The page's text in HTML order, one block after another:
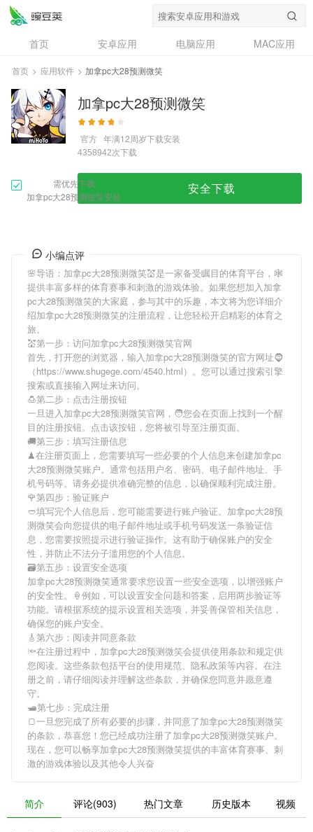
首页 安卓应用 电脑应用
MAC应用
资讯
专题
问答
首页 > 应用软件 > 加拿pc大28预测微笑
加拿pc大28预测微笑
官方 年满12周岁下载安装
4358942次下载
需优先下载
加拿pc大28预测微笑安装
安全下载
小编点评
🌸导语： 加拿pc大28预测微笑💒是一家备受瞩目的体育平台，🕸
提供丰富多样的体育赛事和刺激的游戏体验。如果您想加入加拿
pc大28预测微笑的大家庭，参与其中的乐趣，本文将为您详细介
绍加拿pc大28预测微笑的注册流程，让您轻松开启精彩的体育之
旅。
💒第一步：访问加拿pc大28预测微笑官网
首先，打开您的浏览器，输入加拿pc大28预测微笑的官方网址🧔
（https://www.shugege.com/4540.html）。您可以通过搜索引擎
搜索或直接输入网址来访问。
🍮第二步：点击注册按钮
一旦进入加拿pc大28预测微笑官网，🧑您会在页面上找到一个醒
目的注册按钮。点击该按钮，您将被引导至注册页面。
🚚第三步：填写注册信息
♟在注册页面上，您需要填写一些必要的个人信息来创建加拿pc
大28预测微笑账户。通常包括用户名、密码、电子邮件地址、手
机号码等。请务必提供准确完整的信息，以确保顺利完成注册。
🌹第四步：验证账户
🥙填写完个人信息后，您可能需要进行账户验证。 加拿pc大28预
测微笑会向您提供的电子邮件地址或手机号码发送一条验证信
息，您需要按照提示进行验证操作。这有助于确保账户的安全
性，并防止不法分子滥用您的个人信息。
🗃第五步：设置安全选项
加拿pc大28预测微笑通常要求您设置一些安全选项，以增强账户
的安全性。🍦例如，可以设置安全问题和答案，启用两步验证等
功能。请根据系统的提示设置相关选项，并妥善保管相关信息，
确保您的账户安全。
🎸第六步：阅读并同意条款
🔦在注册过程中， 加拿pc大28预测微笑会提供使用条款和规定供
您阅读。这些条款包括平台的使用规范、隐私政策等内容。在注
册之前，请仔细阅读并理解这些条款，并确保您同意并愿意遵
守。
🛥第七步：完成注册
🍞一旦您完成了所有必要的步骤，并同意了加拿pc大28预测微笑
的条款，恭喜您！您已经成功注册了加拿pc大28预测微笑账户。
现在，您可以畅享加拿pc大28预测微笑提供的丰富体育赛事、刺
激的游戏体验以及其他令人兴奋
简介 评论(903) 热门文章 历史版本 视频